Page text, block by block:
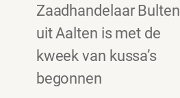
Zaadhandelaar Bulten
uit Aalten is met de
kweek van kussa’s
begonnen